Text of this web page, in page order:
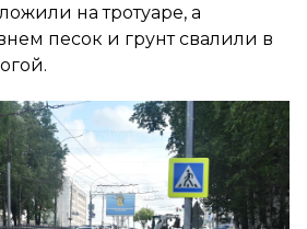
на тротуаре, а
песок и грунт свалили в